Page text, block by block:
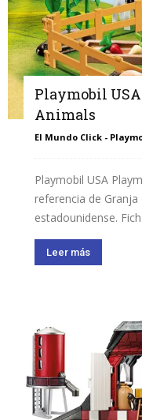
Playmobil
Animals
El Mundo Click -
Playmobil USA
referencia de
estadounidense.
Leer más